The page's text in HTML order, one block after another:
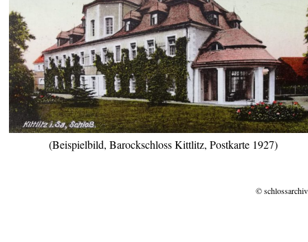
(Beispielbild, Barockschloss Kittlitz, Postkarte 1927)
©